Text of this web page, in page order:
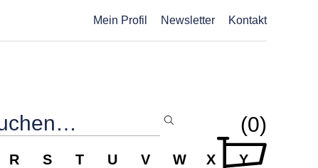
Mein Profil Newsletter Kontakt
(0)
R S T U V W X Y